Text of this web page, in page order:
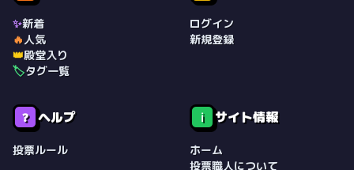
✨新着
🔥人気
👑殿堂入り
🏷️タグ一覧
ログイン
新規登録
❓ ヘルプ
投票ルール
ℹ️ サイト情報
ホーム
投票職人について